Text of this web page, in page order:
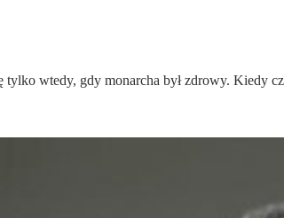
tylko wtedy, gdy monarcha był zdrowy. Kiedy